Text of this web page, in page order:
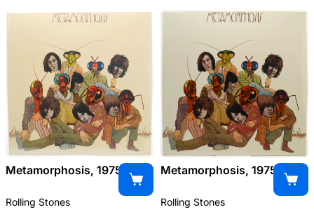
Metamorphosis, 1975
Rolling Stones
Metamorphosis, 1975
Rolling Stones